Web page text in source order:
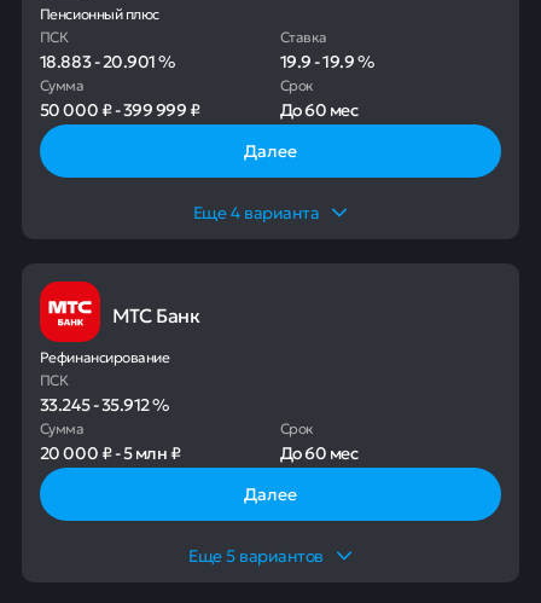
Пенсионный плюс
ПСК
18.883-20.901%
Ставка
19.9-19.9%
Сумма
50 000 ₽-399 999 ₽
Срок
До60 мес
Далее
Еще4 варианта
МТС Банк
Рефинансирование
ПСК
33.245-35.912%
Сумма
20 000 ₽-5 млн ₽
Срок
До60 мес
Далее
Еще5вариантов